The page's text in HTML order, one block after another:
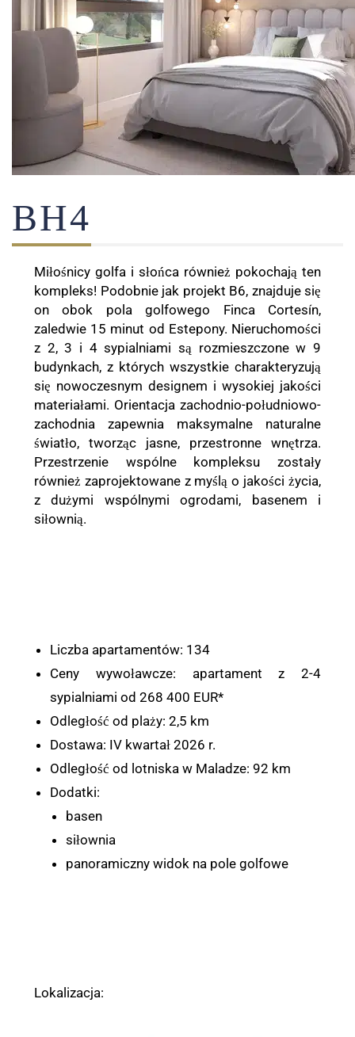
BH4
Miłośnicy golfa i słońca również pokochają ten
kompleks! Podobnie jak projekt B6, znajduje się
on obok pola golfowego Finca Cortesín,
zaledwie 15 minut od Estepony. Nieruchomości
z 2, 3 i 4 sypialniami są rozmieszczone w 9
budynkach, z których wszystkie charakteryzują
się nowoczesnym designem i wysokiej jakości
materiałami. Orientacja zachodnio-południowo-
zachodnia zapewnia maksymalne naturalne
światło, tworząc jasne, przestronne wnętrza.
Przestrzenie wspólne kompleksu zostały
również zaprojektowane z myślą o jakości życia,
z dużymi wspólnymi ogrodami, basenem i
siłownią.
Liczba apartamentów: 134
Ceny wywoławcze: apartament z 2-4
sypialniami od 268 400 EUR*
Odległość od plaży: 2,5 km
Dostawa: IV kwartał 2026 r.
Odległość od lotniska w Maladze: 92 km
Dodatki:
basen
siłownia
panoramiczny widok na pole golfowe
Lokalizacja: